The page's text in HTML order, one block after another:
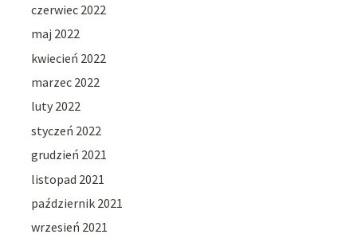
czerwiec 2022
maj 2022
kwiecień 2022
marzec 2022
luty 2022
styczeń 2022
grudzień 2021
listopad 2021
październik 2021
wrzesień 2021